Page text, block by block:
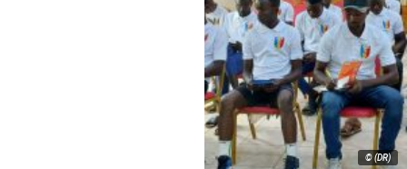
© (DR)